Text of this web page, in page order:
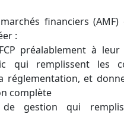
financiers
:
préalablement à
qui remplissent les
réglementation, et
complète
de gestion qui